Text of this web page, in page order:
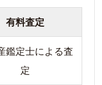
有料査定
鑑定士による査
定